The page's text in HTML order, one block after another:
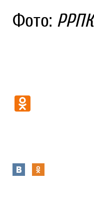
Фото: РРПК